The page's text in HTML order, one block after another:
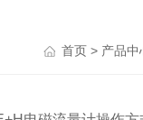
首页 > 产品中